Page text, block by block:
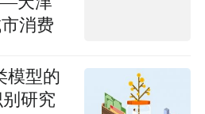
消费
模型的
研究